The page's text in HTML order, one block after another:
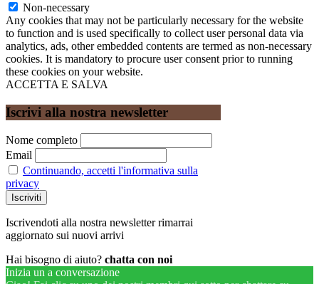
Non-necessary
Any cookies that may not be particularly necessary for the website
to function and is used specifically to collect user personal data via
analytics, ads, other embedded contents are termed as non-necessary
cookies. It is mandatory to procure user consent prior to running
these cookies on your website.
ACCETTA E SALVA
Iscrivi alla nostra newsletter
Nome completo
Email
Continuando, accetti l'informativa sulla
privacy
Iscrivendoti alla nostra newsletter rimarrai
aggiornato sui nuovi arrivi
Hai bisogno di aiuto? chatta con noi
Inizia un a conversazione